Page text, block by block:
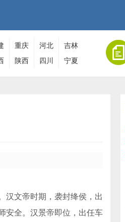
重庆 河北
吉林
陕西 四川 宁夏
汉文帝时期，袭封绛侯，出
安全。汉景帝即位，出任车